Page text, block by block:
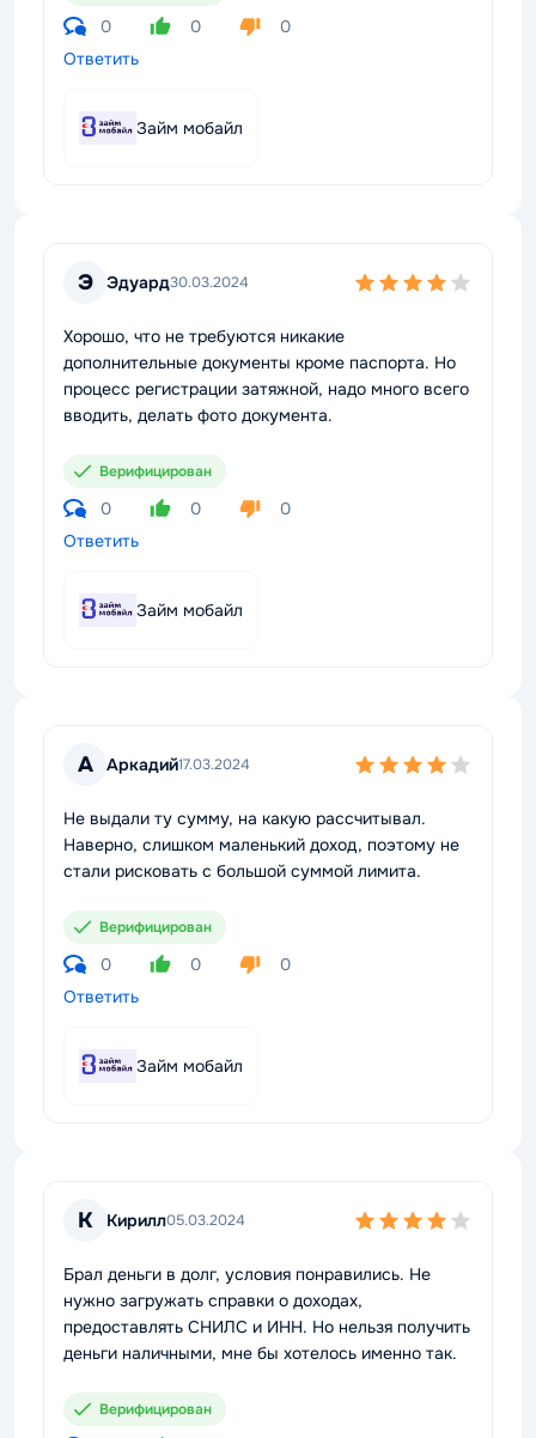
0 0
0
Ответить
Займ мобайл
Э Эдуард30.03.2024
Хорошо, что не требуются никакие
дополнительные документы кроме паспорта. Но
процесс регистрации затяжной, надо много всего
вводить, делать фото документа.
Верифицирован
0 0
0
Ответить
Займ мобайл
А Аркадий17.03.2024
Не выдали ту сумму, на какую рассчитывал.
Наверно, слишком маленький доход, поэтому не
стали рисковать с большой суммой лимита.
Верифицирован
0 0
0
Ответить
Займ мобайл
К Кирилл05.03.2024
Брал деньги в долг, условия понравились. Не
нужно загружать справки о доходах,
предоставлять СНИЛС и ИНН. Но нельзя получить
деньги наличными, мне бы хотелось именно так.
Верифицирован